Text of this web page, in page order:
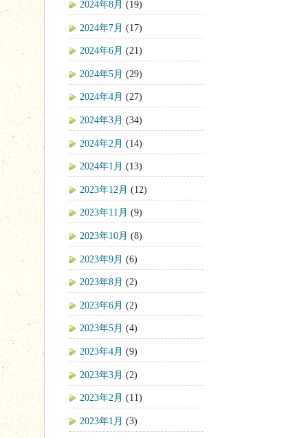
2024年8月 (19)
2024年7月 (17)
2024年6月 (21)
2024年5月 (29)
2024年4月 (27)
2024年3月 (34)
2024年2月 (14)
2024年1月 (13)
2023年12月 (12)
2023年11月 (9)
2023年10月 (8)
2023年9月 (6)
2023年8月 (2)
2023年6月 (2)
2023年5月 (4)
2023年4月 (9)
2023年3月 (2)
2023年2月 (11)
2023年1月 (3)